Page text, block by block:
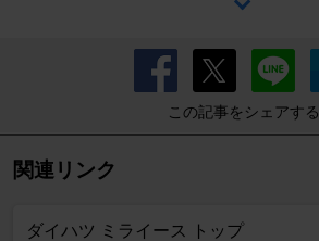
この記事をシェアする
関連リンク
ダイハツ ミライース トップ